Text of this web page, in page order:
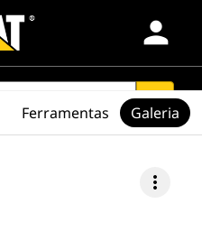
person
search
more_vert
Ferramentas Galeria